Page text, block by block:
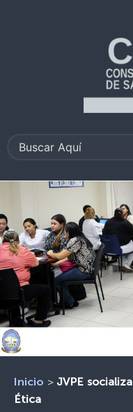
Inicio > JVPE
Ética